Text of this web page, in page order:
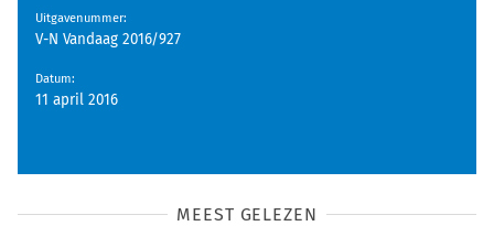
Uitgavenummer:
V-N Vandaag 2016/927
Datum:
11 april 2016
MEEST GELEZEN